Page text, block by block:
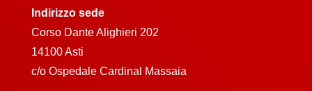
Indirizzo sede
Corso Dante Alighieri 202
14100 Asti
c/o Ospedale Cardinal Massaia